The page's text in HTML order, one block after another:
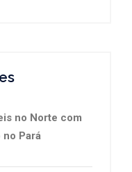
no Norte com
no Pará